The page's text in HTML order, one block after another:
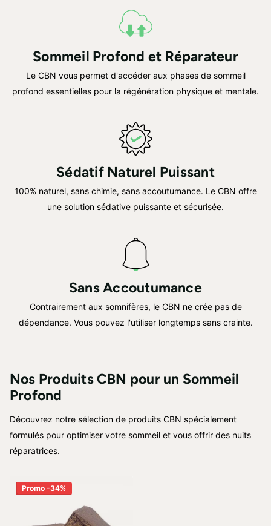
Sommeil Profond et Réparateur
Le CBN vous permet d'accéder aux phases de sommeil
profond essentielles pour la régénération physique et mentale.
Sédatif Naturel Puissant
100% naturel, sans chimie, sans accoutumance. Le CBN offre
une solution sédative puissante et sécurisée.
Sans Accoutumance
Contrairement aux somnifères, le CBN ne crée pas de
dépendance. Vous pouvez l'utiliser longtemps sans crainte.
Nos Produits CBN pour un Sommeil
Profond
Découvrez notre sélection de produits CBN spécialement
formulés pour optimiser votre sommeil et vous offrir des nuits
réparatrices.
Promo -34%